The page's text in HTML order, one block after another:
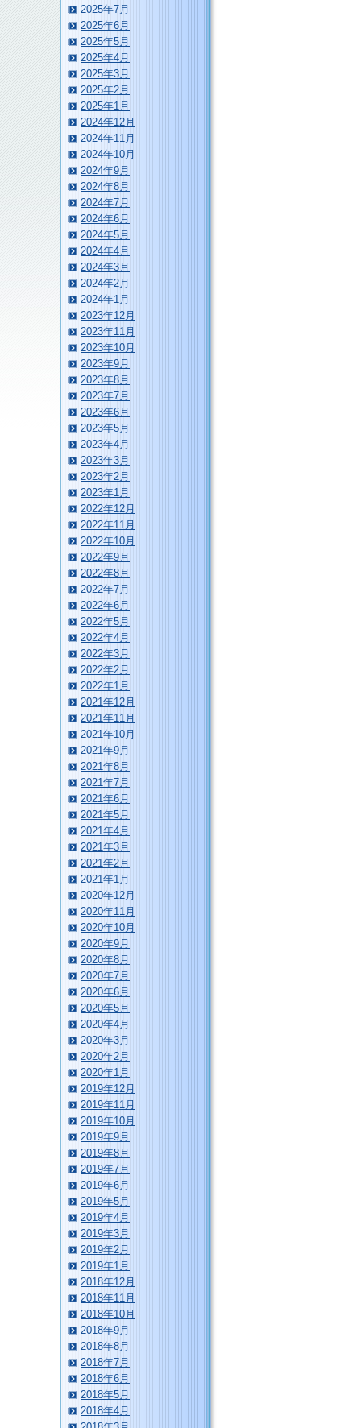
2025年7月
2025年6月
2025年5月
2025年4月
2025年3月
2025年2月
2025年1月
2024年12月
2024年11月
2024年10月
2024年9月
2024年8月
2024年7月
2024年6月
2024年5月
2024年4月
2024年3月
2024年2月
2024年1月
2023年12月
2023年11月
2023年10月
2023年9月
2023年8月
2023年7月
2023年6月
2023年5月
2023年4月
2023年3月
2023年2月
2023年1月
2022年12月
2022年11月
2022年10月
2022年9月
2022年8月
2022年7月
2022年6月
2022年5月
2022年4月
2022年3月
2022年2月
2022年1月
2021年12月
2021年11月
2021年10月
2021年9月
2021年8月
2021年7月
2021年6月
2021年5月
2021年4月
2021年3月
2021年2月
2021年1月
2020年12月
2020年11月
2020年10月
2020年9月
2020年8月
2020年7月
2020年6月
2020年5月
2020年4月
2020年3月
2020年2月
2020年1月
2019年12月
2019年11月
2019年10月
2019年9月
2019年8月
2019年7月
2019年6月
2019年5月
2019年4月
2019年3月
2019年2月
2019年1月
2018年12月
2018年11月
2018年10月
2018年9月
2018年8月
2018年7月
2018年6月
2018年5月
2018年4月